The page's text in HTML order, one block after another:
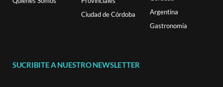
Ciudad de Córdoba
Argentina
Gastronomía
SUCRIBITE A NUESTRO NEWSLETTER